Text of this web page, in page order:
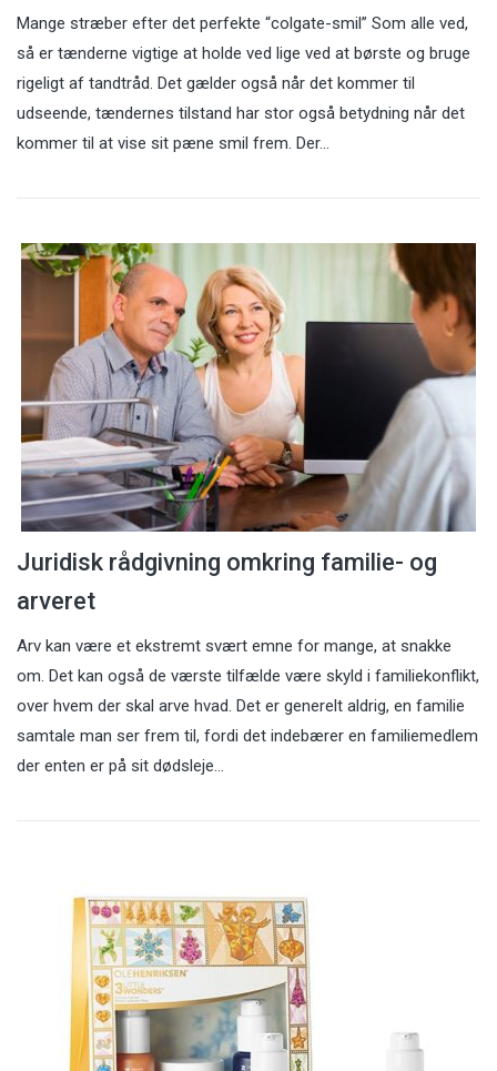
Mange stræber efter det perfekte “colgate-smil” Som alle ved,
så er tænderne vigtige at holde ved lige ved at børste og bruge
rigeligt af tandtråd. Det gælder også når det kommer til
udseende, tændernes tilstand har stor også betydning når det
kommer til at vise sit pæne smil frem. Der…
Juridisk rådgivning omkring familie- og
arveret
Arv kan være et ekstremt svært emne for mange, at snakke
om. Det kan også de værste tilfælde være skyld i familiekonflikt,
over hvem der skal arve hvad. Det er generelt aldrig, en familie
samtale man ser frem til, fordi det indebærer en familiemedlem
der enten er på sit dødsleje…